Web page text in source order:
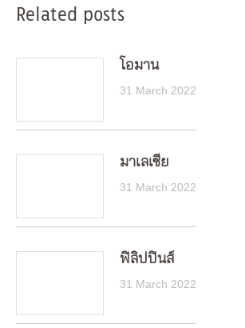
Related posts
โอมาน
31 March 2022
มาเลเซีย
31 March 2022
ฟิลิปปินส์
31 March 2022